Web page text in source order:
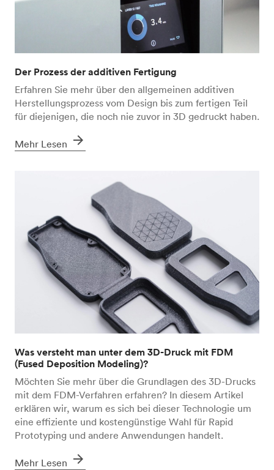
Der Prozess der additiven Fertigung
Erfahren Sie mehr über den allgemeinen additiven
Herstellungsprozess vom Design bis zum fertigen Teil
für diejenigen, die noch nie zuvor in 3D gedruckt haben.
Mehr Lesen arrow_forward
Was versteht man unter dem 3D-Druck mit FDM
(Fused Deposition Modeling)?
Möchten Sie mehr über die Grundlagen des 3D-Drucks
mit dem FDM-Verfahren erfahren? In diesem Artikel
erklären wir, warum es sich bei dieser Technologie um
eine effiziente und kostengünstige Wahl für Rapid
Prototyping und andere Anwendungen handelt.
Mehr Lesen arrow_forward